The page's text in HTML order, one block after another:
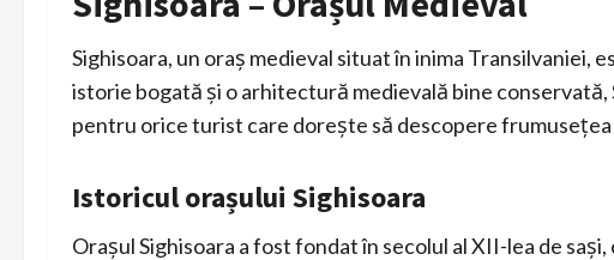
Sighisoara, un oraș medieval situat în inima Transilvaniei,
istorie bogată și o arhitectură medievală bine
pentru orice turist care dorește să descopere frumusețea
Istoricul orașului Sighisoara
Orașul Sighisoara a fost fondat în secolul al XII-lea de